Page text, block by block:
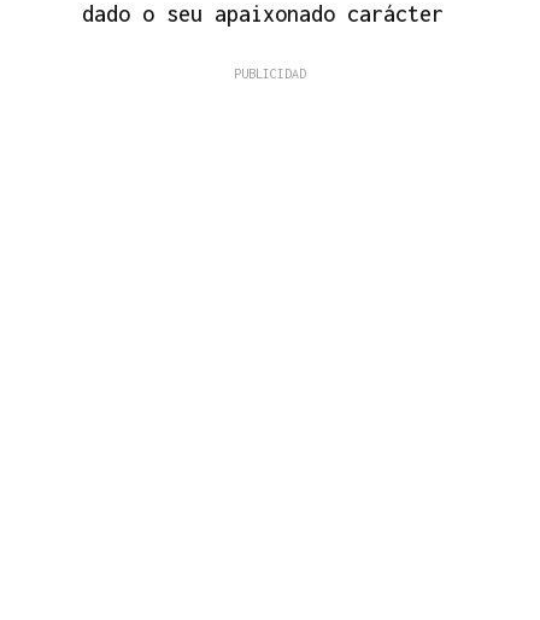
dado o seu apaixonado carácter